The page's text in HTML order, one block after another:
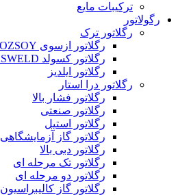
ترکیبات مایع
رگولاتور
رگلاتور ترک
رگلاتور ازسوی OZSOY
رگلاتور کسولد KASWELD
رگلاتور ایلدیز
رگلاتور درا استار
رگلاتور فشار بالا
رگلاتور صنعتی
رگلاتور استیل
رگلاتور گاز آزمایشگاهی
رگلاتور دبی بالا
رگلاتور تک مرحله ای
رگلاتور دو مرحله ای
رگلاتور گاز کالیبراسیون